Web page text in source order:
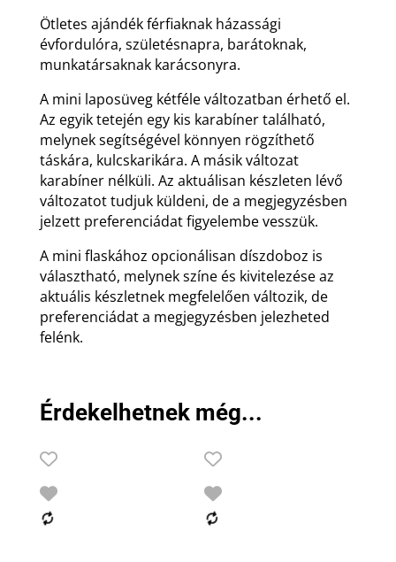
Ötletes ajándék férfiaknak házassági
évfordulóra, születésnapra, barátoknak,
munkatársaknak karácsonyra.
A mini laposüveg kétféle változatban érhető el.
Az egyik tetején egy kis karabíner található,
melynek segítségével könnyen rögzíthető
táskára, kulcskarikára. A másik változat
karabíner nélküli. Az aktuálisan készleten lévő
változatot tudjuk küldeni, de a megjegyzésben
jelzett preferenciádat figyelembe vesszük.
A mini flaskához opcionálisan díszdoboz is
választható, melynek színe és kivitelezése az
aktuális készletnek megfelelően változik, de
preferenciádat a megjegyzésben jelezheted
felénk.
Érdekelhetnek még...